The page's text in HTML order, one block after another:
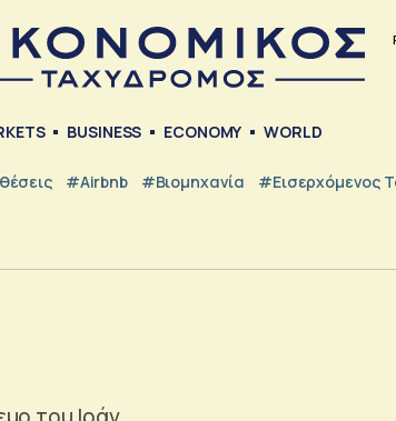
BUSINESS ECONOMY WORLD
#Airbnb #Βιομηχανία #εισερχόμενος